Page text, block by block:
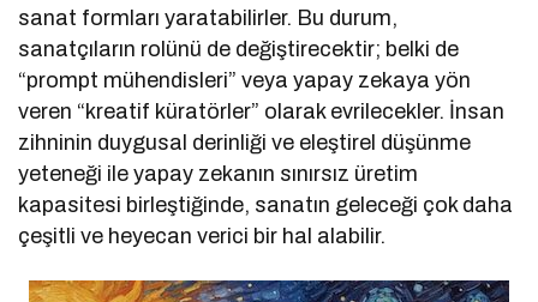
sanat formları yaratabilirler. Bu durum,
sanatçıların rolünü de değiştirecektir; belki de
“prompt mühendisleri” veya yapay zekaya yön
veren “kreatif küratörler” olarak evrilecekler. İnsan
zihninin duygusal derinliği ve eleştirel düşünme
yeteneği ile yapay zekanın sınırsız üretim
kapasitesi birleştiğinde, sanatın geleceği çok daha
çeşitli ve heyecan verici bir hal alabilir.